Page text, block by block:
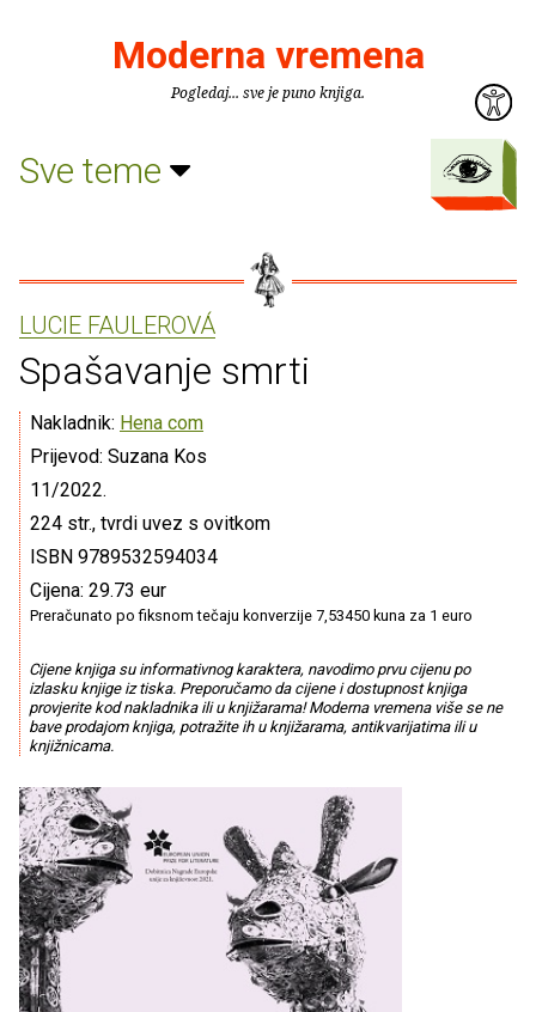
Moderna vremena
Pogledaj... sve je puno knjiga.
Sve teme
LUCIE FAULEROVÁ
Spašavanje smrti
Nakladnik: Hena com
Prijevod: Suzana Kos
11/2022.
224 str., tvrdi uvez s ovitkom
ISBN 9789532594034
Cijena: 29.73 eur
Preračunato po fiksnom tečaju konverzije 7,53450 kuna za 1 euro
Cijene knjiga su informativnog karaktera, navodimo prvu cijenu po
izlasku knjige iz tiska. Preporučamo da cijene i dostupnost knjiga
provjerite kod nakladnika ili u knjižarama! Moderna vremena više se ne
bave prodajom knjiga, potražite ih u knjižarama, antikvarijatima ili u
knjižnicama.